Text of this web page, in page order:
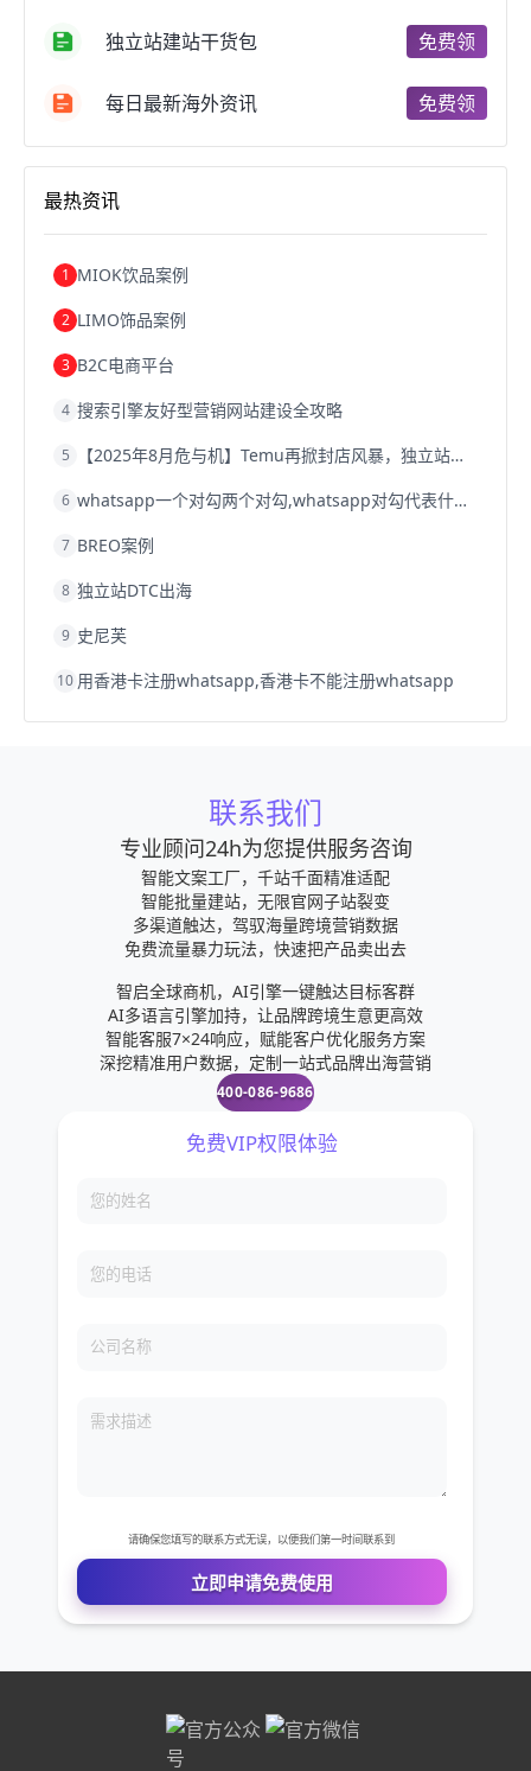
天津跨境电商东南亚跨境电商
跨境电商b2b阿里巴巴跨境电商
跨境电商关税
跨境电商建站
浙江跨境电商宁波跨境电商跨境电商的模式
跨境电商优势跨境电商的优势
独立站建站干货包 免费领
每日最新海外资讯 免费领
最热资讯
1 MIOK饮品案例
2 LIMO饰品案例
3 B2C电商平台
4 搜索引擎友好型营销网站建设全攻略
5 【2025年8月危与机】Temu再掀封店风暴，独立站才是跨境卖家的避险通道
6 whatsapp一个对勾两个对勾,whatsapp对勾代表什么意思
7 BREO案例
8 独立站DTC出海
9 史尼芙
10 用香港卡注册whatsapp,香港卡不能注册whatsapp
联系我们
专业顾问24h为您提供服务咨询
智能文案工厂，千站千面精准适配
智能批量建站，无限官网子站裂变
多渠道触达，驾驭海量跨境营销数据
免费流量暴力玩法，快速把产品卖出去
智启全球商机，AI引擎一键触达目标客群
AI多语言引擎加持，让品牌跨境生意更高效
智能客服7×24响应，赋能客户优化服务方案
深挖精准用户数据，定制一站式品牌出海营销
400-086-9686
您的电话